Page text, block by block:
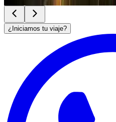
¿Iniciamos tu viaje?